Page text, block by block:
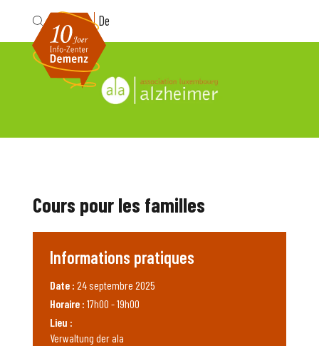
Fr De
Cours pour les familles
Informations pratiques
Date : 24 septembre 2025
Horaire : 17h00 - 19h00
Lieu :
Verwaltung der ala